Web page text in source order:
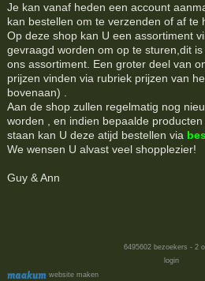
Je kan vanaf heden een account
kan bestellen om te verzenden of af te
Op deze shop kan U een assortiment
gevraagd worden om op te sturen,dit
ons assortiment. Een groter deel van
prijzen vinden via rubriek prijzen van
bovenaan) .
Aan de shop zullen regelmatig nog
worden , en indien bepaalde
staan kan U deze atijd bestellen via
We wensen U alvast veel shopplezier!
Guy & Ann
website maken
6495602bezoekers - 2
login